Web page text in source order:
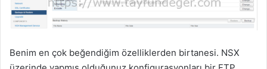
Benim en çok beğendiğim özelliklerden birtanesi. NSX